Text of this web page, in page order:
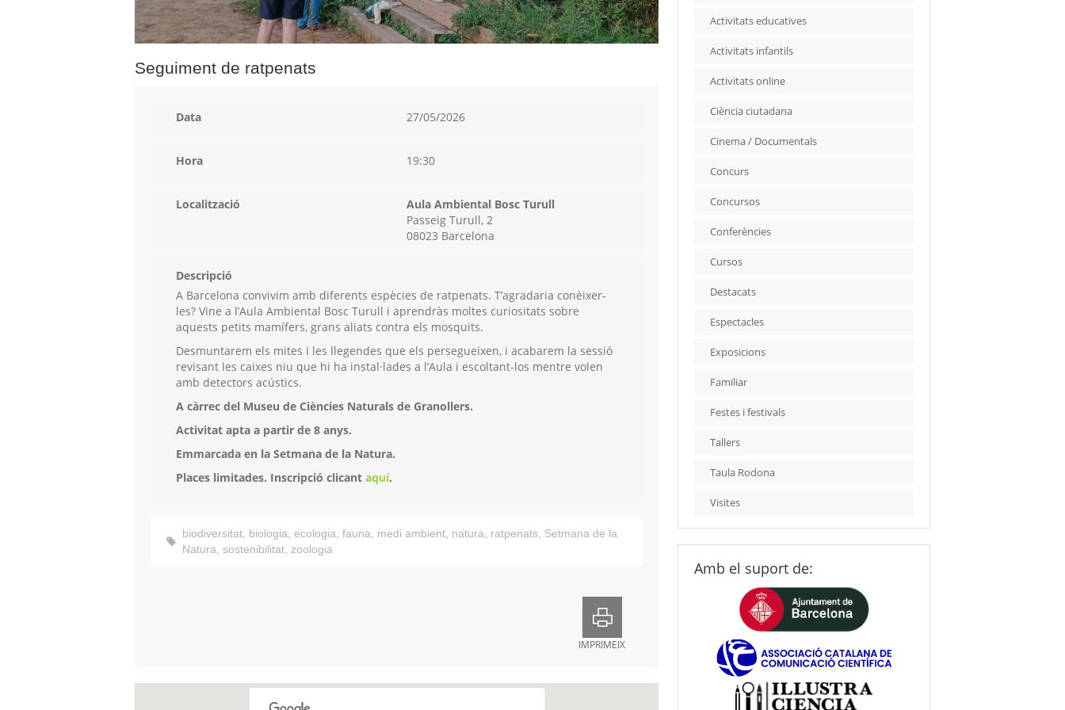
Seguiment de ratpenats
Data 27/05/2026
Hora 19:30
Localització
Aula Ambiental Bosc Turull
Passeig Turull, 2
08023 Barcelona
Descripció
A Barcelona convivim amb diferents espècies de ratpenats. T’agradaria conèixer-
les? Vine a l’Aula Ambiental Bosc Turull i aprendràs moltes curiositats sobre
aquests petits mamífers, grans aliats contra els mosquits.
Desmuntarem els mites i les llegendes que els persegueixen, i acabarem la sessió
revisant les caixes niu que hi ha instal·lades a l’Aula i escoltant-los mentre volen
amb detectors acústics.
A càrrec del Museu de Ciències Naturals de Granollers.
Activitat apta a partir de 8 anys.
Emmarcada en la Setmana de la Natura.
Places limitades. Inscripció clicant aquí.
biodiversitat, biologia, ecologia, fauna, medi ambient, natura, ratpenats, Setmana de la
Natura, sostenibilitat, zoologia
IMPRIMEIX
Activitats educatives
Activitats infantils
Activitats online
Ciència ciutadana
Cinema / Documentals
Concurs
Concursos
Conferències
Cursos
Destacats
Espectacles
Exposicions
Familiar
Festes i festivals
Tallers
Taula Rodona
Visites
Amb el suport de: